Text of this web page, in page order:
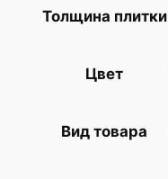
р
Толщина плитки
Цвет
Вид товара